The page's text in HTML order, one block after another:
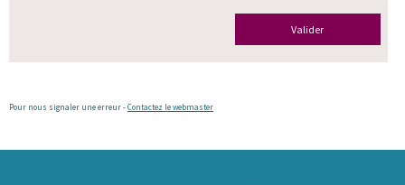
Valider
Pour nous signaler une erreur -Contactez le webmaster